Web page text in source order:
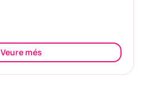
Veure més